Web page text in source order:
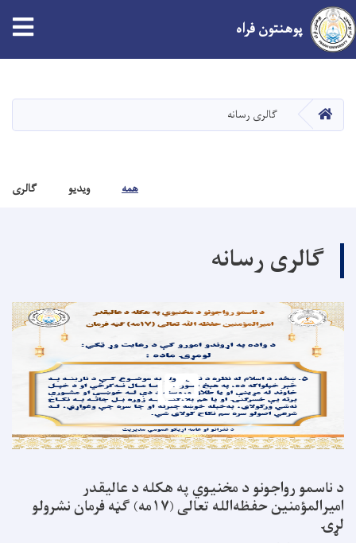
اصلی
پوهنتون فراه
صفحه اصلیگالری رسانه
همه ویدیو گالری
گالری رسانه
د ناسمو رواجونو د مخنيوي په هکله د عالیقدر
امیرالمؤمنین حفظه‌الله تعالی (۱۷مه) ګڼه فرمان نشرولو
لړۍ